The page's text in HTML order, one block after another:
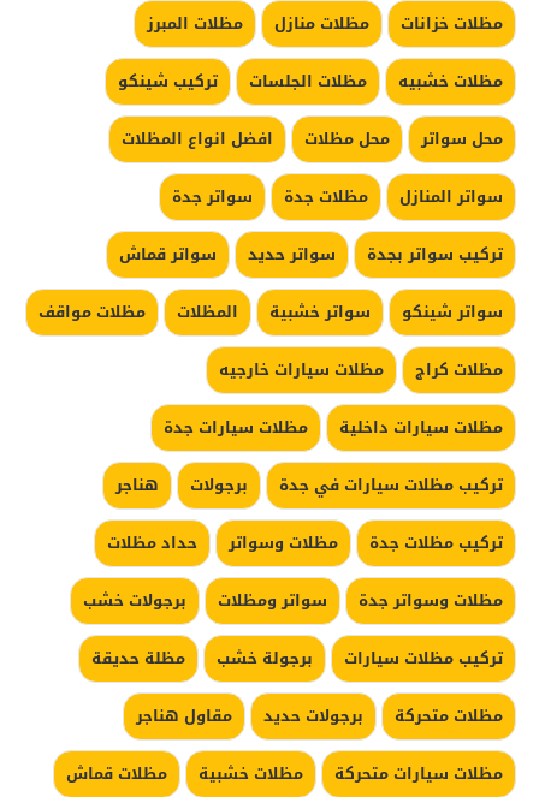
مظلات خزانات
مظلات منازل
مظلات المبرز
مظلات خشبيه
مظلات الجلسات
تركيب شينكو
محل سواتر
محل مظلات
افضل انواع المظلات
سواتر المنازل
مظلات جدة
سواتر جدة
تركيب سواتر بجدة
سواتر حديد
سواتر قماش
سواتر شينكو
سواتر خشبية المظلات
مظلات مواقف
مظلات كراج
مظلات سيارات خارجيه
مظلات سيارات داخلية
مظلات سيارات جدة
تركيب مظلات سيارات في جدة
برجولات
هناجر
تركيب مظلات جدة
مظلات وسواتر
حداد مظلات
مظلات وسواتر جدة
سواتر ومظلات
برجولات خشب
تركيب مظلات سيارات
برجولة خشب
مظلة حديقة
مظلات متحركة
برجولات حديد
مقاول هناجر
مظلات سيارات متحركة
مظلات خشبية مظلات قماش